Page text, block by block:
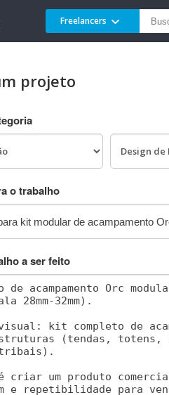
Freelancers
projeto
o trabalho
a ser feito